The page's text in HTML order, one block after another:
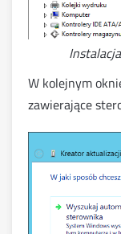
W kolejnym
zawierające